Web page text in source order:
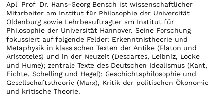
Apl. Prof. Dr. Hans-Georg Bensch ist wissenschaftlicher
Mitarbeiter am Institut für Philosophie der Universität
Oldenburg sowie Lehrbeauftragter am Institut für
Philosophie der Universität Hannover. Seine Forschung
fokussiert auf folgende Felder: Erkenntnistheorie und
Metaphysik in klassischen Texten der Antike (Platon und
Aristoteles) und in der Neuzeit (Descartes, Leibniz, Locke
und Hume); zentrale Texte des Deutschen Idealismus (Kant,
Fichte, Schelling und Hegel); Geschichtsphilosophie und
Gesellschaftstheorie (Marx), Kritik der politischen Ökonomie
und kritische Theorie.